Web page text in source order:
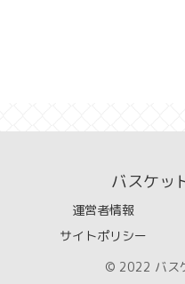
バスケッ
運営者情報
サイトポリシー
© 2022 バス